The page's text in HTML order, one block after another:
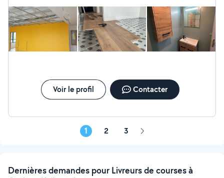
Voir le profil Contacter
1 2 3 Page
Dernières demandes pour Livreurs de courses à